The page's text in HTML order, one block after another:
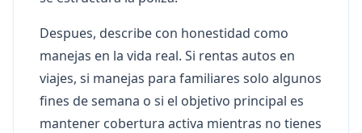
Despues, describe con honestidad como
manejas en la vida real. Si rentas autos en
viajes, si manejas para familiares solo algunos
fines de semana o si el objetivo principal es
mantener cobertura activa mientras no tienes